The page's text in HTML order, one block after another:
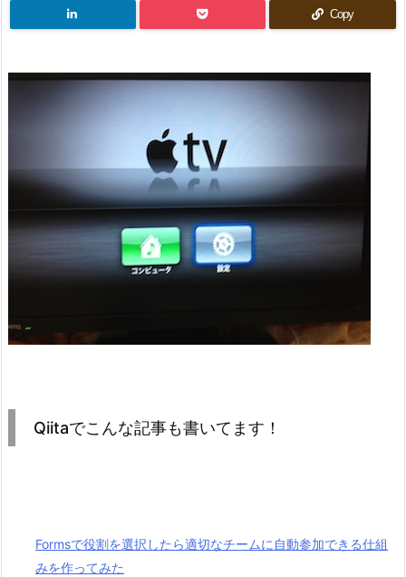
Copy
Qiitaでこんな記事も書いてます！
Formsで役割を選択したら適切なチームに自動参加できる仕組
みを作ってみた